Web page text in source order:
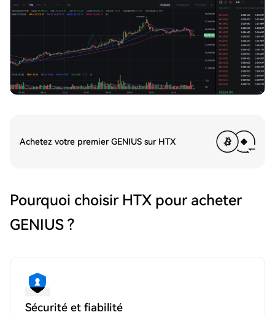
Achetez votre premier GENIUS sur HTX
Pourquoi choisir HTX pour acheter
GENIUS ?
Sécurité et fiabilité